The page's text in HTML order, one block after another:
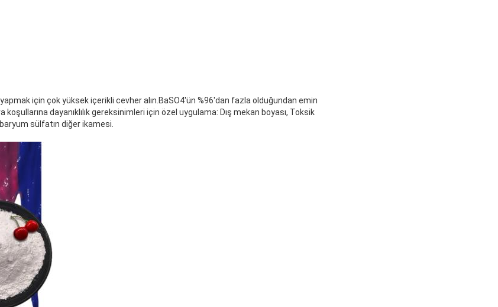
için çok yüksek içerikli cevher alın.BaSO4'ün %96'dan fazla olduğundan emin
koşullarına dayanıklılık gereksinimleri için özel uygulama: Dış mekan boyası, Toksik
sülfatın diğer ikamesi.